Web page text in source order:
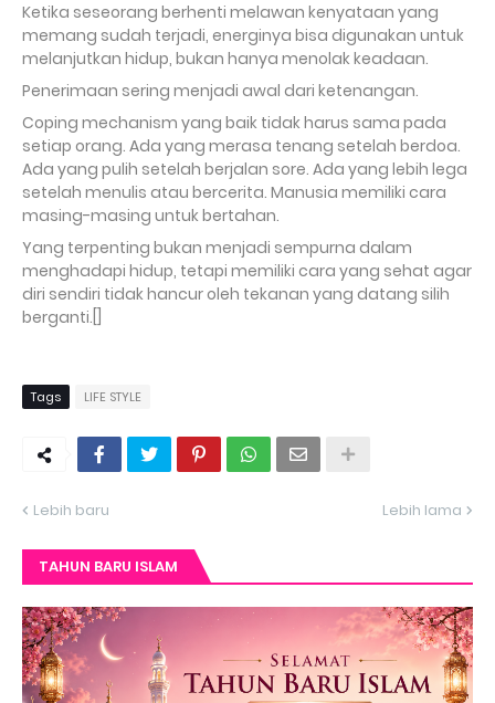
Ketika seseorang berhenti melawan kenyataan yang
memang sudah terjadi, energinya bisa digunakan untuk
melanjutkan hidup, bukan hanya menolak keadaan.
Penerimaan sering menjadi awal dari ketenangan.
Coping mechanism yang baik tidak harus sama pada
setiap orang. Ada yang merasa tenang setelah berdoa.
Ada yang pulih setelah berjalan sore. Ada yang lebih lega
setelah menulis atau bercerita. Manusia memiliki cara
masing-masing untuk bertahan.
Yang terpenting bukan menjadi sempurna dalam
menghadapi hidup, tetapi memiliki cara yang sehat agar
diri sendiri tidak hancur oleh tekanan yang datang silih
berganti.[]
Tags LIFE STYLE
Lebih baru Lebih lama
TAHUN BARU ISLAM